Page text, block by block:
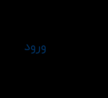
ورود